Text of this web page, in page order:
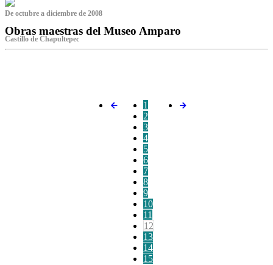
De octubre a diciembre de 2008
Obras maestras del Museo Amparo
Castillo de Chapultepec
1
2
3
4
5
6
7
8
9
10
11
12
13
14
15